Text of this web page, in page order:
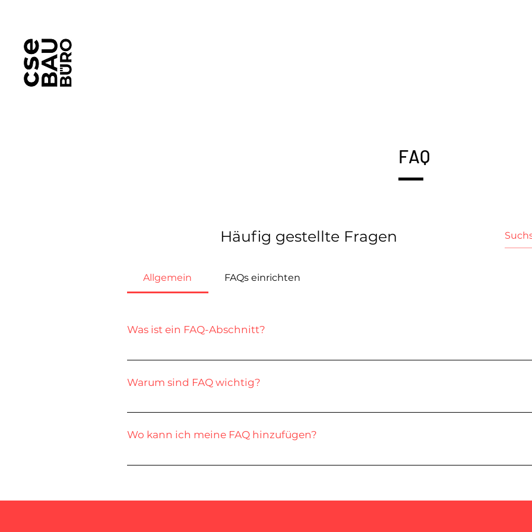
FAQ
Häufig gestellte Fragen
Allgemein FAQs einrichten
Was ist ein FAQ-Abschnitt?
Mit einem FAQ-Abschnitt kannst du häufig gestellte Fragen zu deinem
„Wie kann ich einen Service buchen?“.
Warum sind FAQ wichtig?
Über FAQ erhalten Website-Besucher schnelle Antworten auf häufig
Wo kann ich meine FAQ hinzufügen?
Du kannst FAQ zu jeder beliebigen Seite deiner Website oder deiner